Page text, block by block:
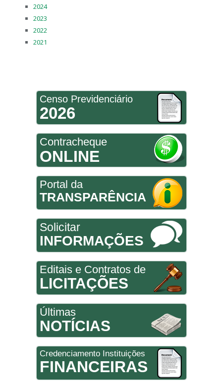
2024
2023
2022
2021
Censo Previdenciário
2026
Contracheque
ONLINE
Portal da
TRANSPARÊNCIA
Solicitar
INFORMAÇÕES
Editais e Contratos de
LICITAÇÕES
Últimas
NOTÍCIAS
Credenciamento Instituições
FINANCEIRAS